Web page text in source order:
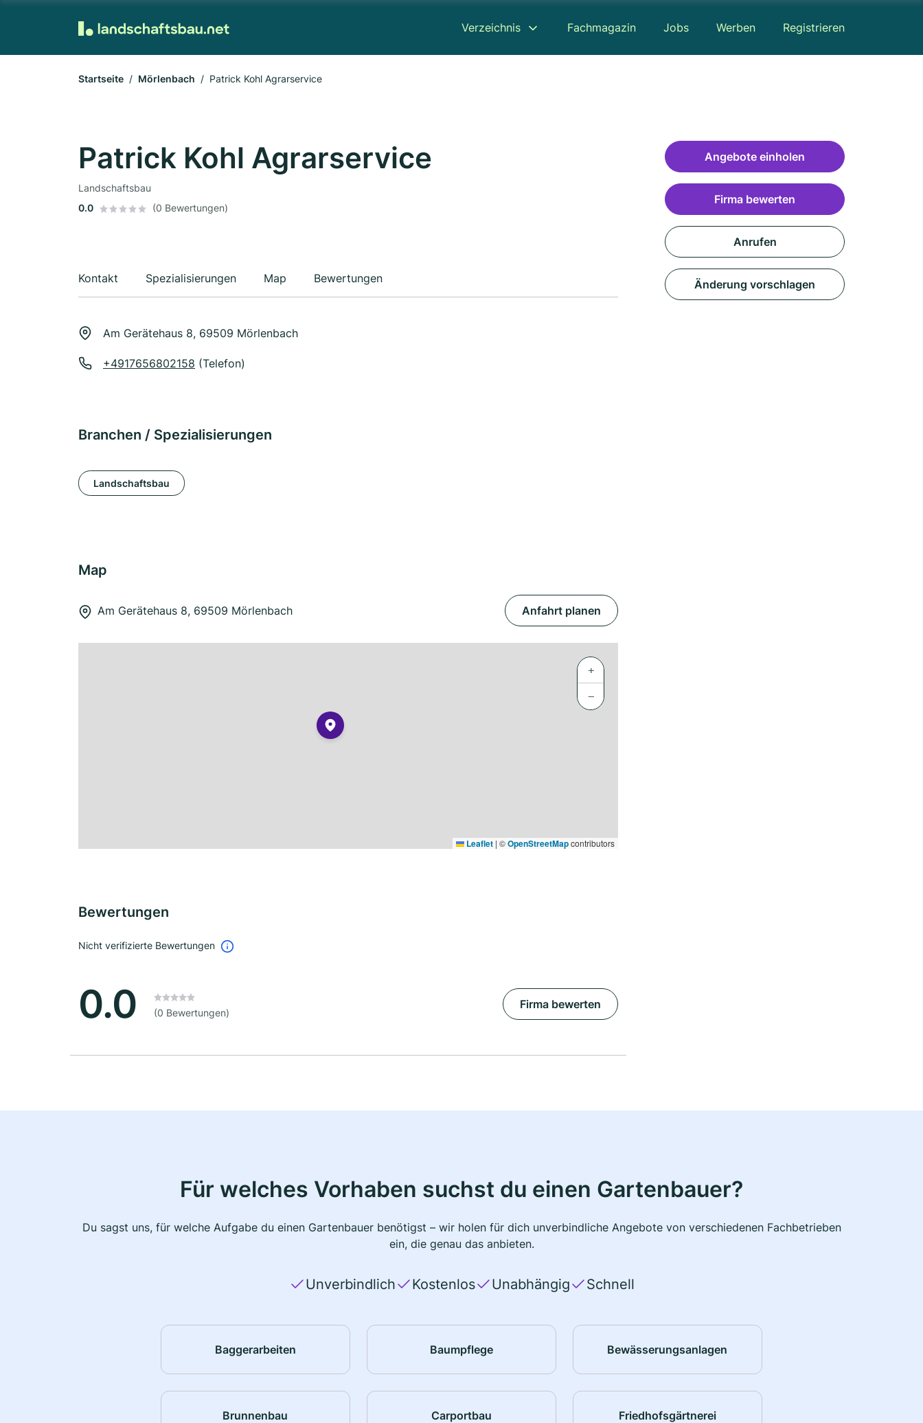
Verzeichnis Fachmagazin Jobs Werben Registrieren
Startseite Mörlenbach Patrick Kohl Agrarservice
Patrick Kohl Agrarservice
Landschaftsbau
0.0
(0 Bewertungen)
Kontakt Spezialisierungen Map Bewertungen
Am Gerätehaus 8, 69509 Mörlenbach
+4917656802158 (Telefon)
Branchen / Spezialisierungen
Landschaftsbau
Map
Am Gerätehaus 8, 69509 Mörlenbach Anfahrt planen
+
−
Leaflet | ©OpenStreetMapcontributors
Bewertungen
Nicht verifizierte Bewertungen
0.0 (0 Bewertungen)
Firma bewerten
Angebote einholen
Firma bewerten
Anrufen
Änderung vorschlagen
Für welches Vorhaben suchst du einen Gartenbauer?
Du sagst uns, für welche Aufgabe du einen Gartenbauer benötigst – wir holen für dich unverbindliche Angebote von verschiedenen Fachbetrieben
ein, die genau das anbieten.
Unverbindlich Kostenlos Unabhängig Schnell
Baggerarbeiten Baumpflege Bewässerungsanlagen
Brunnenbau Carportbau Friedhofsgärtnerei